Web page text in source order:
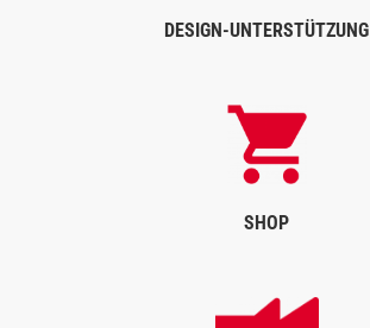
DESIGN-UNTERSTÜTZUNG
SHOP